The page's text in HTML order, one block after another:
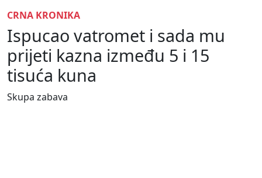
CRNA KRONIKA
Ispucao vatromet i sada mu
prijeti kazna između 5 i 15
tisuća kuna
Skupa zabava